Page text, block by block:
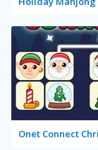
Onet Connect